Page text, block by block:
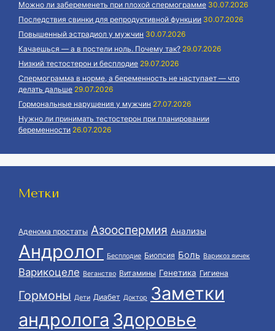
Можно ли забеременеть при плохой спермограмме 30.07.2026
Последствия свинки для репродуктивной функции 30.07.2026
Повышенный эстрадиол у мужчин 30.07.2026
Качаешься — а в постели ноль. Почему так? 29.07.2026
Низкий тестостерон и бесплодие 29.07.2026
Спермограмма в норме, а беременность не наступает — что
делать дальше 29.07.2026
Гормональные нарушения у мужчин 27.07.2026
Нужно ли принимать тестостерон при планировании
беременности 26.07.2026
Метки
Аденома простаты Азооспермия Анализы
Андролог Бесплодие Биопсия Боль Варикоз яичек
Варикоцеле Веганство Витамины Генетика Гигиена
Гормоны Дети Диабет Доктор
Заметки
андролога Здоровье